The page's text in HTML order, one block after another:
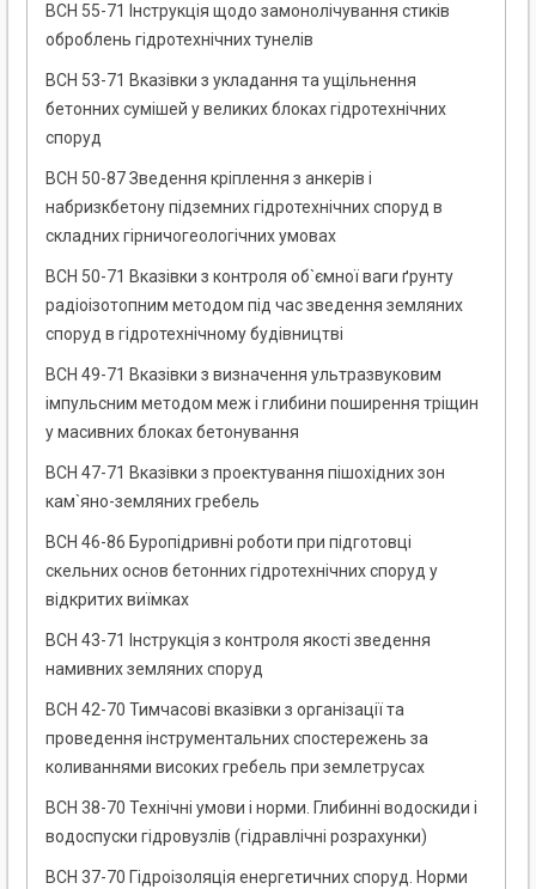
ВСН 55-71 Інструкція щодо замонолічування стиків
оброблень гідротехнічних тунелів
ВСН 53-71 Вказівки з укладання та ущільнення
бетонних сумішей у великих блоках гідротехнічних
споруд
ВСН 50-87 Зведення кріплення з анкерів і
набризкбетону підземних гідротехнічних споруд в
складних гірничогеологічних умовах
ВСН 50-71 Вказівки з контроля об`ємної ваги ґрунту
радіоізотопним методом під час зведення земляних
споруд в гідротехнічному будівництві
ВСН 49-71 Вказівки з визначення ультразвуковим
імпульсним методом меж і глибини поширення тріщин
у масивних блоках бетонування
ВСН 47-71 Вказівки з проектування пішохідних зон
кам`яно-земляних гребель
ВСН 46-86 Буропідривні роботи при підготовці
скельних основ бетонних гідротехнічних споруд у
відкритих виїмках
ВСН 43-71 Інструкція з контроля якості зведення
намивних земляних споруд
ВСН 42-70 Тимчасові вказівки з організації та
проведення інструментальних спостережень за
коливаннями високих гребель при землетрусах
ВСН 38-70 Технічні умови і норми. Глибинні водоскиди і
водоспуски гідровузлів (гідравлічні розрахунки)
ВСН 37-70 Гідроізоляція енергетичних споруд. Норми